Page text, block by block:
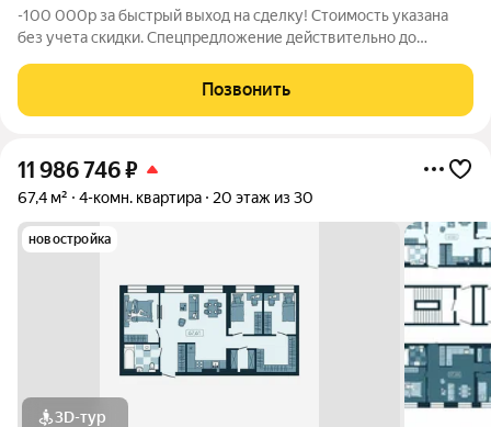
-100 000р за быстрый выход на сделку! Стоимость указана
без учета скидки. Спецпредложение действительно до
пришлем вам ссылку на 3D аэротур по ЖК "Соболь" Квартира
№231 на 22 этаже Отделка:
Позвонить
11 986 746₽
67,4 м² 4-комн. квартира 20 этаж из 30
новостройка
3D-тур